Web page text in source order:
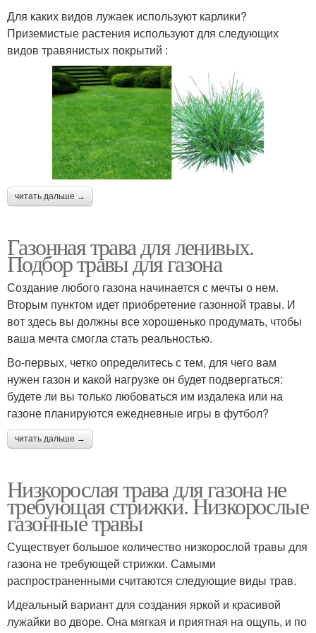
Для каких видов лужаек используют карлики?
Приземистые растения используют для следующих
видов травянистых покрытий :
читать дальше →
Газонная трава для ленивых.
Подбор травы для газона
Создание любого газона начинается с мечты о нем.
Вторым пунктом идет приобретение газонной травы. И
вот здесь вы должны все хорошенько продумать, чтобы
ваша мечта смогла стать реальностью.
Во-первых, четко определитесь с тем, для чего вам
нужен газон и какой нагрузке он будет подвергаться:
будете ли вы только любоваться им издалека или на
газоне планируются ежедневные игры в футбол?
читать дальше →
Низкорослая трава для газона не
требующая стрижки. Низкорослые
газонные травы
Существует большое количество низкорослой травы для
газона не требующей стрижки. Самыми
распространенными считаются следующие виды трав.
Идеальный вариант для создания яркой и красивой
лужайки во дворе. Она мягкая и приятная на ощупь, и по